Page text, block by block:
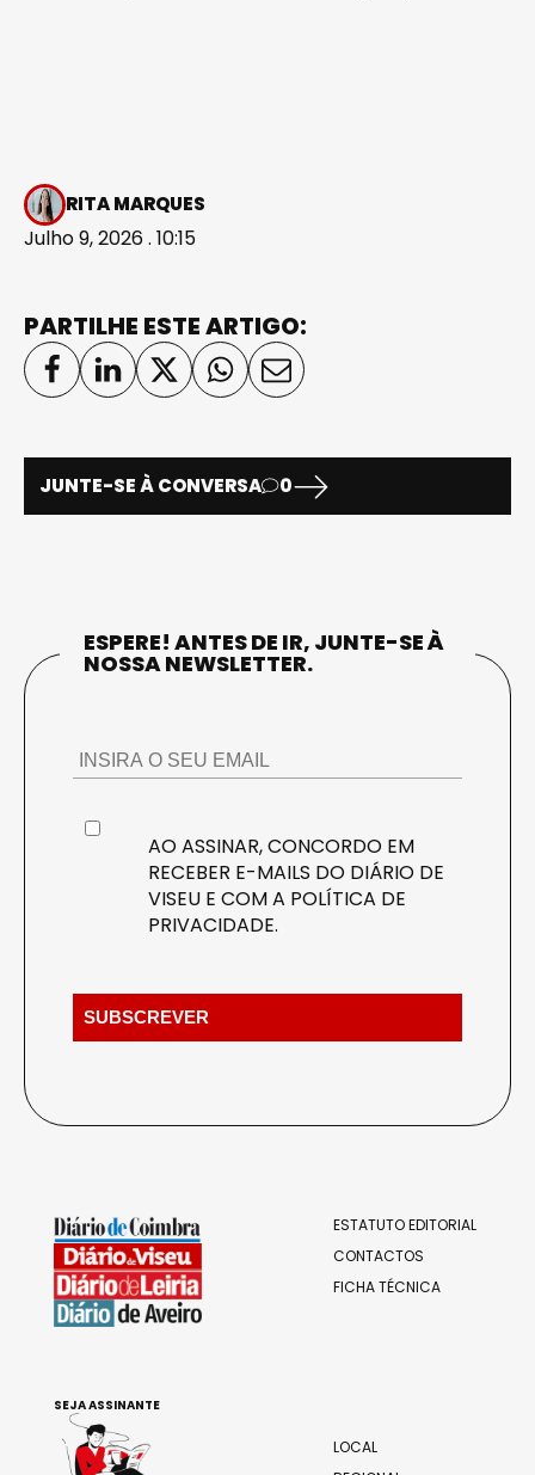
RITA MARQUES
Julho 9, 2026 . 10:15
PARTILHE ESTE ARTIGO:
JUNTE-SE À CONVERSA 0
ESPERE! ANTES DE IR, JUNTE-SE À
NOSSA NEWSLETTER.
AO ASSINAR, CONCORDO EM
RECEBER E-MAILS DO DIÁRIO DE
VISEU E COM A POLÍTICA DE
PRIVACIDADE.
ESTATUTO EDITORIAL
CONTACTOS
FICHA TÉCNICA
LOCAL
SEJA ASSINANTE